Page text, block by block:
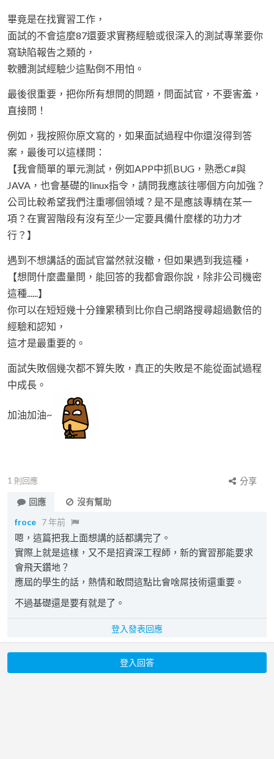
畢竟是在找實習工作，
面試的不會這麼87還要求實務經驗或很深入的測試專業要你
寫缺陷報告之類的，
軟體測試經驗少這點倒不用怕。
最後很重要，把你所有想問的問題，問面試官，不要害羞，
直接問！
例如，我按照你原文寫的，如果面試過程中你還沒得到答
案，最後可以這樣問：
【我會簡單的單元測試，例如APP中抓BUG，熟悉C#與
JAVA，也會基礎的linux指令，請問我應該往哪個方向加強？
公司比較希望我們注重哪個領域？是不是應該專精在某一
項？在實習階段有沒有至少一定要具備什麼樣的功力才
行？】
遇到不想講話的面試官當然就沒轍，但如果遇到我這種，
【想問什麼盡量問，能回答的我都會跟你說，除非公司機密
這種......】
你可以在短短幾十分鐘累積到比你自己網路搜尋超過數倍的
經驗和認知，
這才是最重要的。
面試失敗個幾次都不算失敗，真正的失敗是不能從面試過程
中成長。
加油加油~
1 則回應
分享
回應
沒有幫助
froce 7 年前
嗯，這篇把我上面想講的話都講完了。
實際上就是這樣，又不是招資深工程師，新的實習那能要求
會飛天鑽地？
應屆的學生的話，熱情和敢問這點比會啥屌技術還重要。
不過基礎還是要有就是了。
登入發表回應
登入回答